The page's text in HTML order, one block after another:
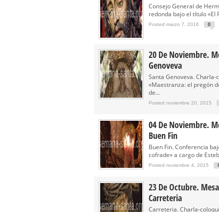
Consejo General de
redonda bajo el título «El
Posted marzo 7, 2016 0
20 De Noviembre.
Genoveva
Santa Genoveva.
«Maestranza: el pregón
de...
Posted noviembre 20, 2015
04 De Noviembre.
Buen Fin
Buen Fin. Conferencia
cofrade» a cargo de
Posted noviembre 4, 2015
23 De Octubre.
Carreteria
Carreteria. Charla-